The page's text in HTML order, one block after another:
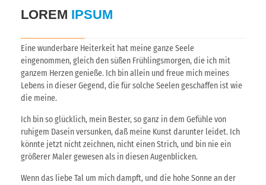
LOREM IPSUM
Eine wunderbare Heiterkeit hat meine ganze Seele
eingenommen, gleich den süßen Frühlingsmorgen, die ich mit
ganzem Herzen genieße. Ich bin allein und freue mich meines
Lebens in dieser Gegend, die für solche Seelen geschaffen ist wie
die meine.
Ich bin so glücklich, mein Bester, so ganz in dem Gefühle von
ruhigem Dasein versunken, daß meine Kunst darunter leidet. Ich
könnte jetzt nicht zeichnen, nicht einen Strich, und bin nie ein
größerer Maler gewesen als in diesen Augenblicken.
Wenn das liebe Tal um mich dampft, und die hohe Sonne an der